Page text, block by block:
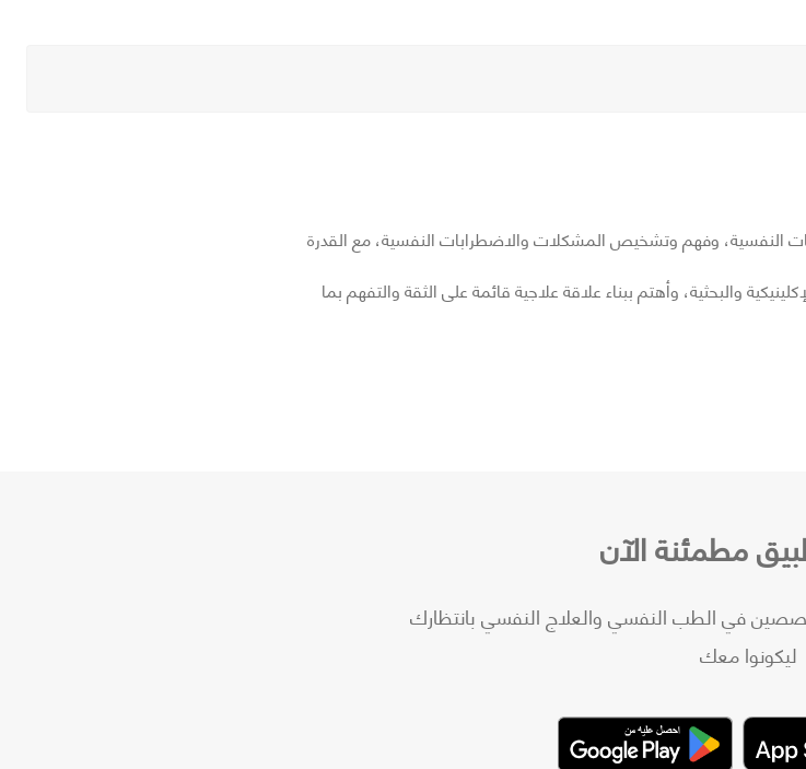
٥ سنوات في إجراء المقابلات والتقييمات النفسية، وفهم وتشخيص المشكلات والاضطرابات النفسية، مع القدرة
والبحثية، وأهتم ببناء علاقة علاجية قائمة على الثقة والتفهم بما
مطمئنة الآن
في الطب النفسي والعلاج النفسي بانتظارك
ليكونوا معك